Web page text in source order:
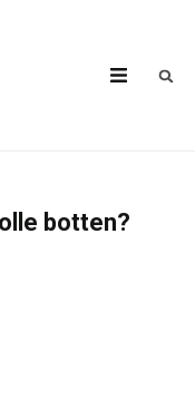
botten?